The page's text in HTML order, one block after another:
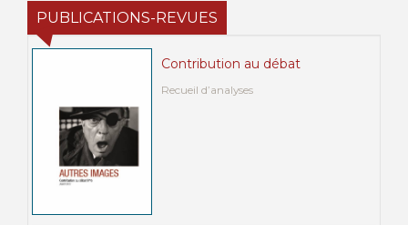
PUBLICATIONS-REVUES
Contribution au débat
Recueil d’analyses